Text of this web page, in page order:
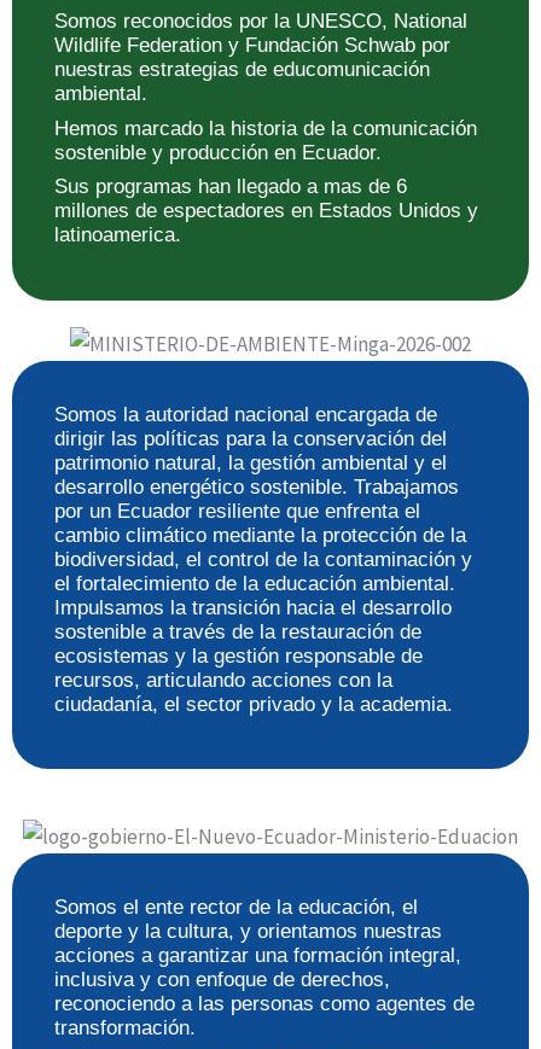
Somos reconocidos por la UNESCO, National
Wildlife Federation y Fundación Schwab por
nuestras estrategias de educomunicación
ambiental.
Hemos marcado la historia de la comunicación
sostenible y producción en Ecuador.
Sus programas han llegado a mas de 6
millones de espectadores en Estados Unidos y
latinoamerica.
Somos la autoridad nacional encargada de
dirigir las políticas para la conservación del
patrimonio natural, la gestión ambiental y el
desarrollo energético sostenible. Trabajamos
por un Ecuador resiliente que enfrenta el
cambio climático mediante la protección de la
biodiversidad, el control de la contaminación y
el fortalecimiento de la educación ambiental.
Impulsamos la transición hacia el desarrollo
sostenible a través de la restauración de
ecosistemas y la gestión responsable de
recursos, articulando acciones con la
ciudadanía, el sector privado y la academia.
Somos el ente rector de la educación, el
deporte y la cultura, y orientamos nuestras
acciones a garantizar una formación integral,
inclusiva y con enfoque de derechos,
reconociendo a las personas como agentes de
transformación.